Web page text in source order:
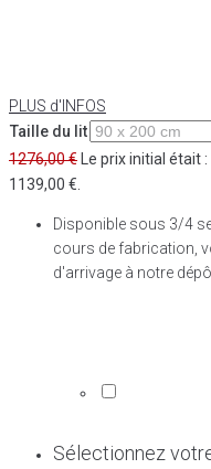
PLUS d'INFOS
Taille du lit
1276,00€ Le prix initial était
1139,00 €.
Disponible sous 3/4
cours de fabrication,
d'arrivage à notre
Sélectionnez